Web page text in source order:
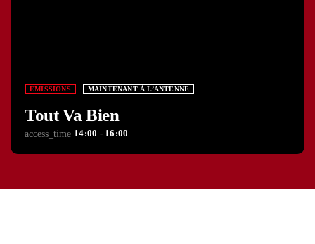
EMISSIONS MAINTENANT À L’ANTENNE
Tout Va Bien
access_time 14:00 - 16:00